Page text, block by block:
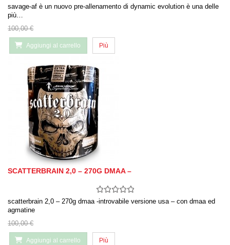
savage-af è un nuovo pre-allenamento di dynamic evolution è una delle
più…
100,00 €
Aggiungi al carrello Più
SCATTERBRAIN 2,0 – 270G DMAA –
scatterbrain 2,0 – 270g dmaa -introvabile versione usa – con dmaa ed
agmatine
100,00 €
Aggiungi al carrello Più